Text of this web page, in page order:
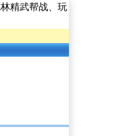
精武帮战、玩